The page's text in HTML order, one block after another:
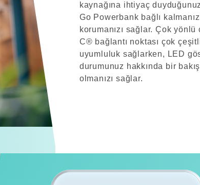
kaynağına ihtiyaç
Go Powerbank bağlı
korumanızı sağlar. Çok
C® bağlantı noktası çok
uyumluluk sağlarken, LED
durumunuz hakkında bir
olmanızı sağlar.